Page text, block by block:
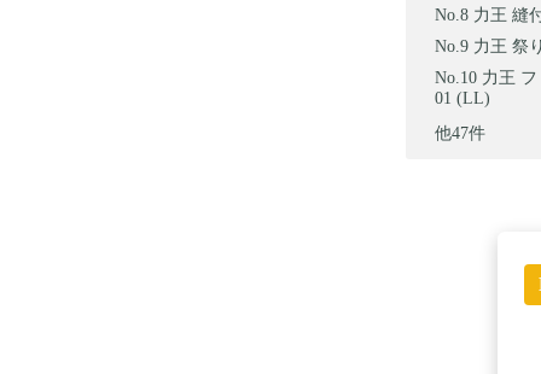
力王 縫
力王 祭
力王
01 (LL)
他47件